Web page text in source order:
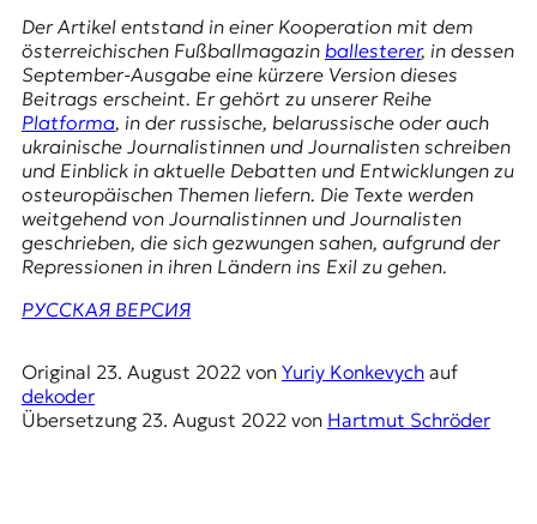
n
,
J
o
u
r
n
a
i
s
m
u
u
n
d
Der Artikel entstand in einer Kooperation mit dem
österreichischen Fußballmagazin ballesterer, in dessen
September-Ausgabe eine kürzere Version dieses
Beitrags erscheint. Er gehört zu unserer Reihe
Platforma, in der russische, belarussische oder auch
ukrainische Journalistinnen und Journalisten schreiben
und Einblick in aktuelle Debatten und Entwicklungen zu
osteuropäischen Themen liefern. Die Texte werden
weitgehend von Journalistinnen und Journalisten
geschrieben, die sich gezwungen sahen, aufgrund der
Repressionen in ihren Ländern ins Exil zu gehen.
РУССКАЯ ВЕРСИЯ
Original 23. August 2022von Yuriy Konkevychauf
dekoder
Übersetzung 23. August 2022von Hartmut Schröder